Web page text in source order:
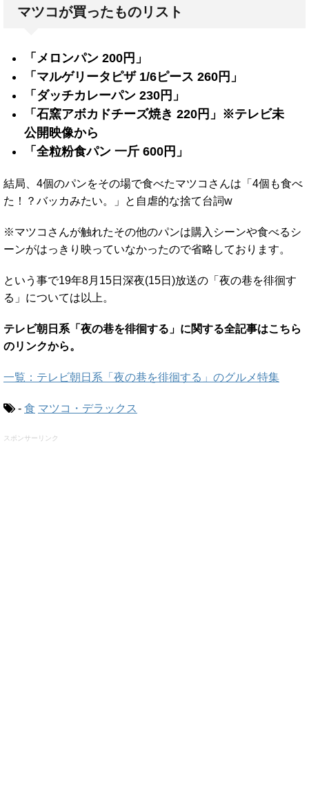
マツコが買ったものリスト
「メロンパン 200円」
「マルゲリータピザ 1/6ピース 260円」
「ダッチカレーパン 230円」
「石窯アボカドチーズ焼き 220円」※テレビ未
公開映像から
「全粒粉食パン 一斤 600円」
結局、4個のパンをその場で食べたマツコさんは「4個も食べ
た！？バッカみたい。」と自虐的な捨て台詞w
※マツコさんが触れたその他のパンは購入シーンや食べるシ
ーンがはっきり映っていなかったので省略しております。
という事で19年8月15日深夜(15日)放送の「夜の巷を徘徊す
る」については以上。
テレビ朝日系「夜の巷を徘徊する」に関する全記事はこちら
のリンクから。
一覧：テレビ朝日系「夜の巷を徘徊する」のグルメ特集
- 食 マツコ・デラックス
スポンサーリンク